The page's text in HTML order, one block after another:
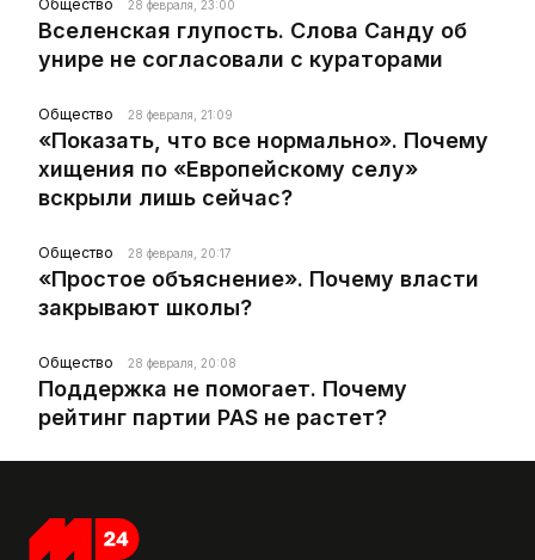
Общество 28 февраля, 23:00
Вселенская глупость. Слова Санду об
унире не согласовали с кураторами
Общество 28 февраля, 21:09
«Показать, что все нормально». Почему
хищения по «Европейскому селу»
вскрыли лишь сейчас?
Общество 28 февраля, 20:17
«Простое объяснение». Почему власти
закрывают школы?
Общество 28 февраля, 20:08
Поддержка не помогает. Почему
рейтинг партии PAS не растет?